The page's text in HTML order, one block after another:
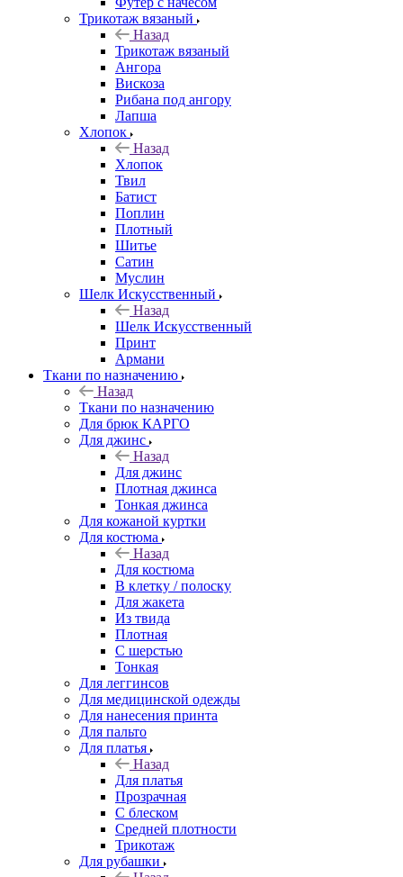
Трикотаж вязаный
Назад
Трикотаж вязаный
Ангора
Вискоза
Рибана под ангору
Лапша
Хлопок
Назад
Хлопок
Твил
Батист
Поплин
Плотный
Шитье
Сатин
Муслин
Шелк Искусственный
Назад
Шелк Искусственный
Принт
Армани
Ткани по назначению
Назад
Ткани по назначению
Для брюк КАРГО
Для джинс
Назад
Для джинс
Плотная джинса
Тонкая джинса
Для кожаной куртки
Для костюма
Назад
Для костюма
В клетку / полоску
Для жакета
Из твида
Плотная
С шерстью
Тонкая
Для леггинсов
Для медицинской одежды
Для нанесения принта
Для пальто
Для платья
Назад
Для платья
Прозрачная
С блеском
Средней плотности
Трикотаж
Для рубашки